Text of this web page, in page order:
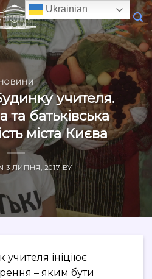
учителя.
та батьківська
міста Києва
3 ЛИПНЯ, 2017 BY
ініціює
– яким бути
Ukrainian